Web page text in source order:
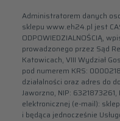
Administratorem danych
sklepu www.eh24.pl jest
ODPOWIEDZIALNOŚCIĄ,
prowadzonego przez Sąd
Katowicach, VIII Wydział
pod numerem KRS:
działalności oraz adres do
Jaworzno, NIP:
elektronicznej (e-mail):
i będąca jednocześnie